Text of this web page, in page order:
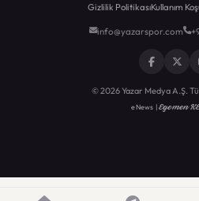
Gizlilik PolitikasıKullanım
info@yazarspor.com
© 2026 Yazar Medya A.Ş.
eNews |Egemen